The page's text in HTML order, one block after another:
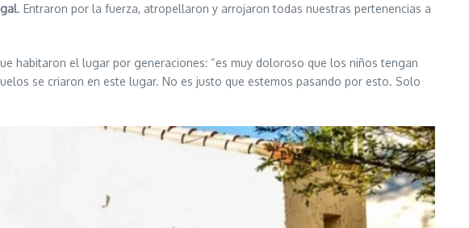
. Entraron por la fuerza, atropellaron y arrojaron todas nuestras pertenencias a
habitaron el lugar por generaciones: “es muy doloroso que los niños tengan
se criaron en este lugar. No es justo que estemos pasando por esto. Solo